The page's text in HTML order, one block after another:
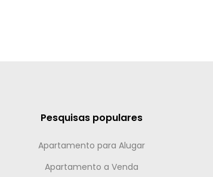
Pesquisas populares
Apartamento para Alugar
Apartamento a Venda